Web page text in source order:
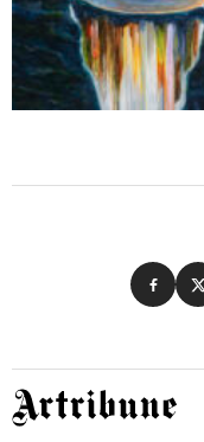
Navigazione
Artribune